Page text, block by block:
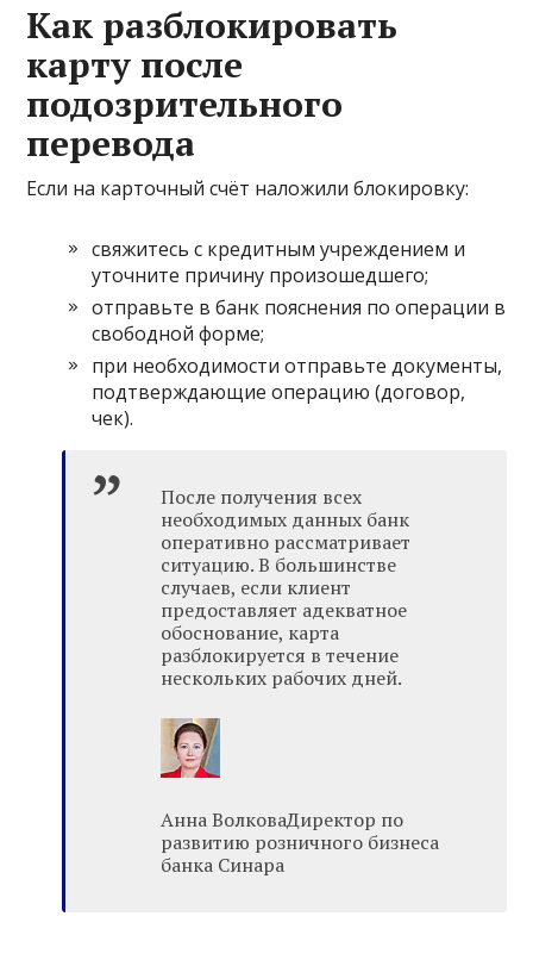
Как разблокировать
карту после
подозрительного
перевода
Если на карточный счёт наложили блокировку:
свяжитесь с кредитным учреждением и
уточните причину произошедшего;
отправьте в банк пояснения по операции в
свободной форме;
при необходимости отправьте документы,
подтверждающие операцию (договор,
чек).
После получения всех
необходимых данных банк
оперативно рассматривает
ситуацию. В большинстве
случаев, если клиент
предоставляет адекватное
обоснование, карта
разблокируется в течение
нескольких рабочих дней.
Анна ВолковаДиректор по
развитию розничного бизнеса
банка Синара